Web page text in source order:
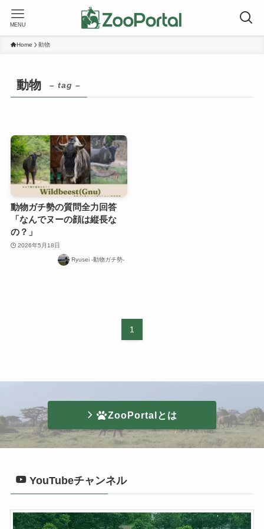
MENU
Home 動物
動物 – tag –
動物ガチ勢の質問全力回答
「なんでヌーの顔は縦長な
の？」
2026年5月18日
Ryusei -動物ガチ勢-
1
ZooPortalとは
YouTubeチャンネル